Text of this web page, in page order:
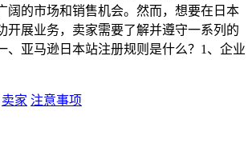
阔的市场和销售机会。然而，想要在日本
开展业务，卖家需要了解并遵守一系列的
、亚马逊日本站注册规则是什么？1、企业
卖家 注意事项